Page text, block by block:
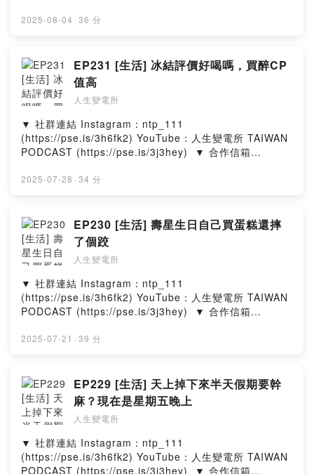
文 ​ ▼ 在其他平台收聽人生變電所​
SoundOn
2025-08-04 · 36 分
EP231 [生活] 冰結評價好喝嗎，買醉CP
值高
人生變電所
▼ 社群連結​ Instagram：ntp_111
(https://pse.is/3h6fk2)​ YouTube：人生變電所 TAIWAN
PODCAST (https://pse.is/3j3hey)​ ​ ▼ 合作信箱​
在其他平台收聽人生變電所​ https://allmy.bio/NTP111​ ​ ▼
2025-07-28 · 34 分
EP230 [生活] 壽星生日自己買蛋糕還摔
了個跤
人生變電所
▼ 社群連結​ Instagram：ntp_111
(https://pse.is/3h6fk2)​ YouTube：人生變電所 TAIWAN
PODCAST (https://pse.is/3j3hey)​ ​ ▼ 合作信箱​
在其他平台收聽人生變電所​ https://allmy.bio/NTP111​ ​ ▼
2025-07-21 · 39 分
EP229 [生活] 天上掉下來半天假期要幹
麻？現在是星期五晚上
人生變電所
▼ 社群連結​ Instagram：ntp_111
(https://pse.is/3h6fk2)​ YouTube：人生變電所 TAIWAN
PODCAST (https://pse.is/3j3hey)​ ​ ▼ 合作信箱​